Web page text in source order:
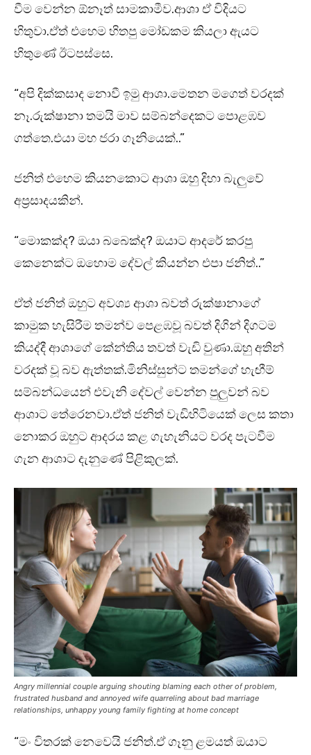
වීම වෙන්න ඕනෑත් සාමකාමීව.ආශා ඒ විදියට
හිතුවා.ඒත් එහෙම හිතපු මෝඩකම කියලා ඇයට
හිතුණේ ඊටපස්සෙ.
“අපි දික්කසාද නොවී ඉමු ආශා.මෙතන මගෙත් වරදක්
නෑ.රුක්ෂානා තමයි මාව සම්බන්දෙකට පොළඹව
ගත්තෙ.එයා මහ ජරා ගෑනියෙක්..”
ජනිත් එහෙම කියනකොට ආශා ඔහු දිහා බැලුවේ
අප්‍රසාදයකින්.
“මොකක්ද? ඔයා බබෙක්ද? ඔයාට ආදරේ කරපු
කෙනෙක්ට ඔහොම දේවල් කියන්න එපා ජනිත්..”
ඒත් ජනිත් ඔහුට අවශ්‍ය ආශා බවත් රුක්ෂානාගේ
කාමුක හැසිරීම තමන්ව පෙළඹවූ බවත් දිගින් දිගටම
කියද්දී ආශාගේ කේන්තිය තවත් වැඩි වුණා.ඔහු අතින්
වරදක් වූ බව ඇත්තක්.මිනිස්සුන්ට තමන්ගේ හැඟීම්
සම්බන්ධයෙන් එවැනි දේවල් වෙන්න පුලුවන් බව
ආශාට තේරෙනවා.ඒත් ජනිත් වැඩිහිටියෙක් ලෙස කතා
නොකර ඔහුට ආදරය කළ ගැහැනියට වරද පැටවීම
ගැන ආශාට දැනුණේ පිළිකුලක්.
Angry millennial couple arguing shouting blaming each other of problem,
frustrated husband and annoyed wife quarreling about bad marriage
relationships, unhappy young family fighting at home concept
“මං විතරක් නෙවෙයි ජනිත්.ඒ ගෑනු ළමයත් ඔයාට